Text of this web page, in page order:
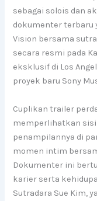
sebagai solois dan
dokumenter terbaru
Vision bersama
secara resmi pada
eksklusif di Los
proyek baru Sony
Cuplikan trailer
memperlihatkan sisi
penampilannya di
momen intim
Dokumenter ini
karier serta
Sutradara Sue Kim,